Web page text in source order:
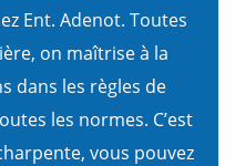
Ent. Adenot. Toutes
on maîtrise à la
dans les règles de
les normes. C’est
vous pouvez